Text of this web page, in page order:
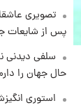
تصویری
پس از شایعات
سلفی دیدنی
حال جهان را
استوری